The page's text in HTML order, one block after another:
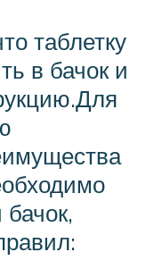
таблетку
в бачок и